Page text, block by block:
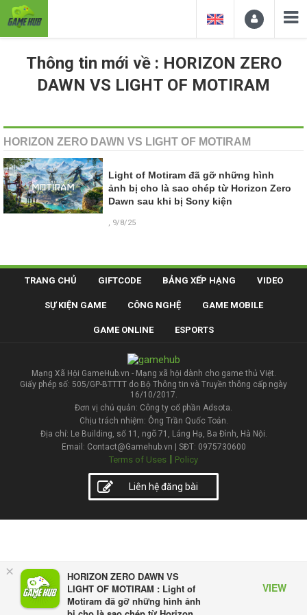
×
HORIZON ZERO DAWN VS
LIGHT OF MOTIRAM : Light of
Motiram đã gỡ những hình ảnh
VIEW
Thông tin mới về : HORIZON ZERO
DAWN VS LIGHT OF MOTIRAM
HORIZON ZERO DAWN VS LIGHT OF MOTIRAM
Light of Motiram đã gỡ những hình
ảnh bị cho là sao chép từ Horizon Zero
Dawn sau khi bị Sony kiện
, 9/8/25
TRANG CHỦ GIFTCODE BẢNG XẾP HẠNG VIDEO
SỰ KIỆN GAME CÔNG NGHỆ GAME MOBILE
GAME ONLINE ESPORTS
Mạng Xã Hội GameHub.vn - Mạng xã hội dành cho game thủ Việt.
Giấy phép số: 505/GP-BTTTT do Bộ Thông tin và Truyền thông cấp ngày
16/10/2017.
Đơn vị chủ quản: Công ty cổ phần Adsota.
Chịu trách nhiệm: Ông Trần Quốc Toản.
Địa chỉ: Le Building, số 11, ngõ 71, Láng Hạ, Ba Đình, Hà Nội.
Email: Contact@Gamehub.vn | SĐT: 0975730600
Terms of Uses | Policy
Liên hệ đăng bài